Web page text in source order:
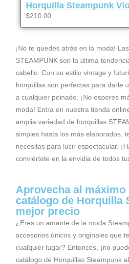
Horquilla Steampunk
$210.00
¡No te quedes atrás en la moda!
STEAMPUNK son la última
cabello. Con su estilo vintage y
horquillas son perfectas para darle
a cualquier peinado. ¡No esperes
moda! Entra en nuestra tienda
amplia variedad de horquillas
simples hasta los más elaborados,
necesitas para lucir espectacular.
conviértete en la envidia de todos
Aprovecha al máximo
catálogo de Horquilla
mejor precio
¿Eres un amante de la moda
accesorios únicos y originales que
cualquier lugar? Entonces, ¡no
catálogo de Horquillas Steampunk